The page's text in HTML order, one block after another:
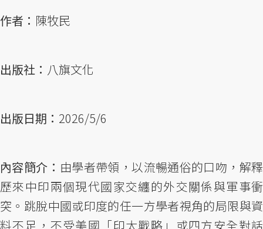
作者： 陳牧民
出版社： 八旗文化
出版日期： 2026/5/6
內容簡介： 由學者帶領，以流暢通俗的口吻，解釋
歷來中印兩個現代國家交纏的外交關係與軍事衝
突。跳脫中國或印度的任一方學者視角的局限與資
料不足，不受美國「印太戰略」或四方安全對話